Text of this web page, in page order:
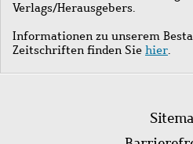
Verlags/Herausgebers.
Informationen zu unserem
Zeitschriften finden Sie hier.